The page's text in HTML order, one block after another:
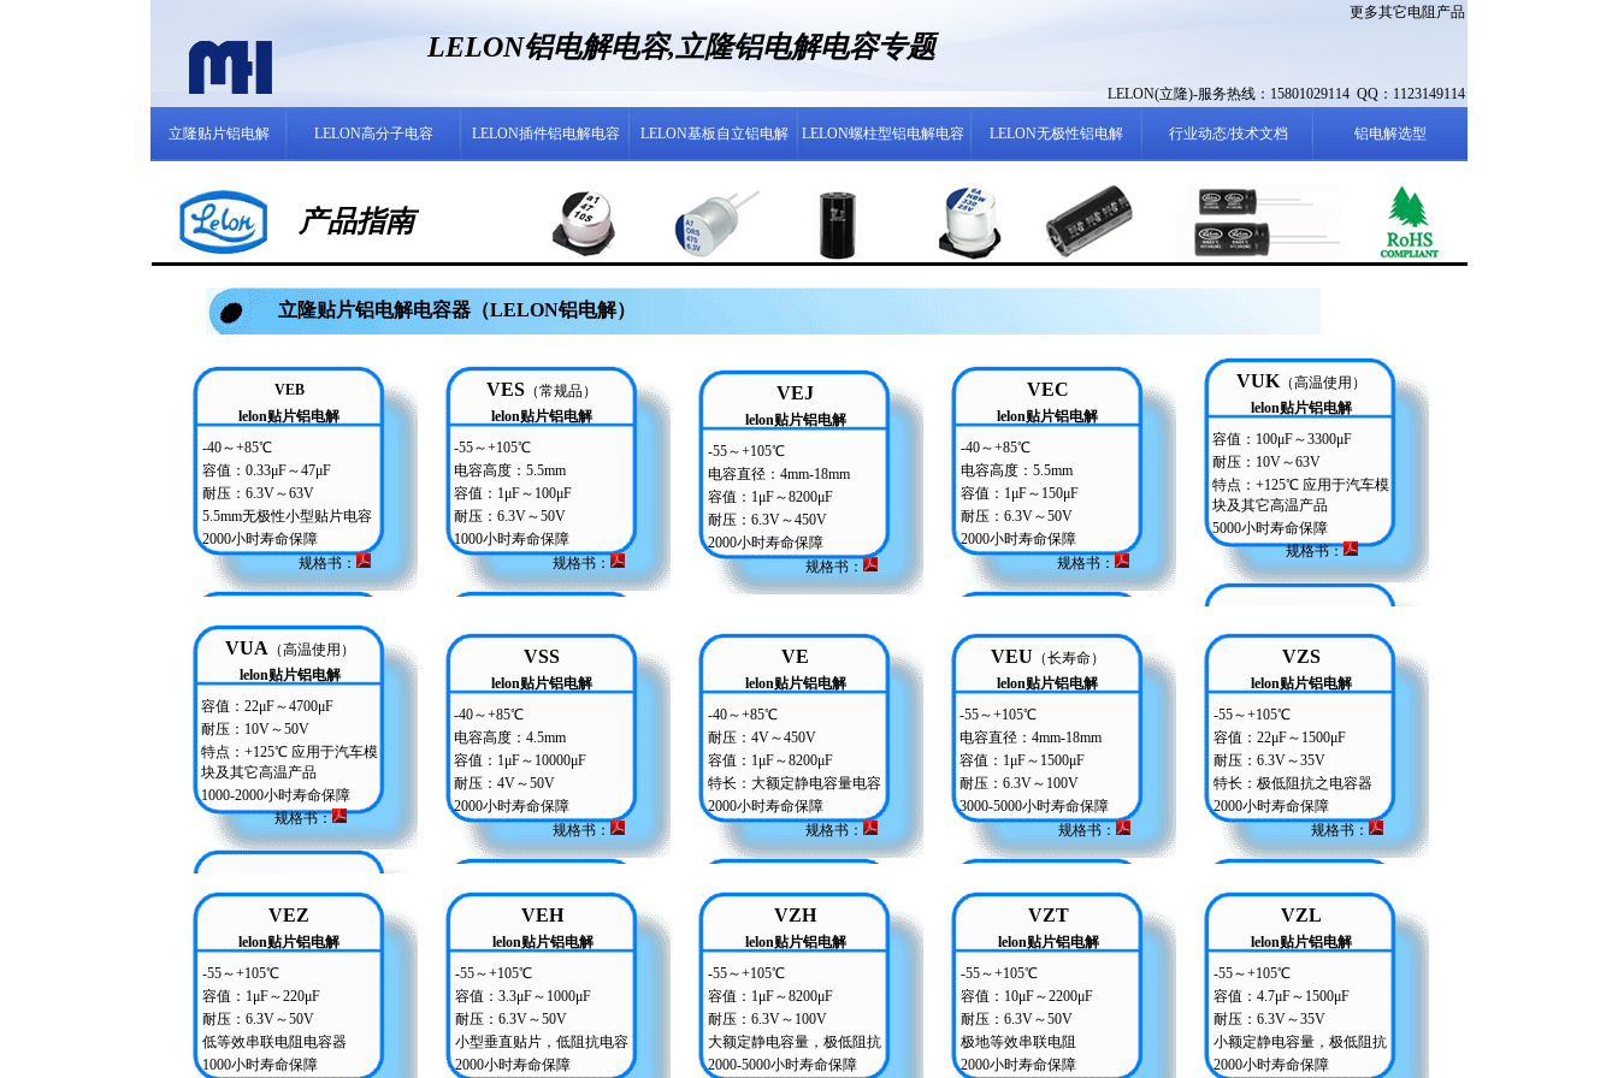
更多其它电阻产品
LELON铝电解电容,立隆铝电解电容专题
LELON(立隆)-服务热线：15801029114 QQ：1123149114
立隆贴片铝电解 LELON高分子电容 LELON插件铝电解电容 LELON基板自立铝电解 LELON螺柱型铝电解电容 LELON无极性铝电解 行业动态/技术文档 铝电解选型
产品指南
立隆贴片铝电解电容器（LELON铝电解）
VEB
lelon贴片铝电解
-40～+85℃
容值：0.33μF～47μF
耐压：6.3V～63V
5.5mm无极性小型贴片电容
2000小时寿命保障
规格书：
VES （常规品）
lelon贴片铝电解
-55～+105℃
电容高度：5.5mm
容值：1μF～100μF
耐压：6.3V～50V
1000小时寿命保障
规格书 ：
VEJ
lelon贴片铝电解
-55～+105℃
电容直径：4mm-18mm
容值：1μF～8200μF
耐压：6.3V～450V
2000小时寿命保障
规格书：
VEC
lelon贴片铝电解
-40～+85℃
电容高度：5.5mm
容值：1μF～150μF
耐压：6.3V～50V
2000小时寿命保障
规格书：
VUK（高温使用）
lelon贴片铝电解
容值：100μF～3300μF
耐压：10V～63V
特点：+125℃ 应用于汽车模
块及其它高温产品
5000小时寿命保障
规格书：
VUA（高温使用）
lelon贴片铝电解
容值：22μF～4700μF
耐压：10V～50V
特点：+125℃ 应用于汽车模
块及其它高温产品
1000-2000小时寿命保障
规格书：
VSS
lelon贴片铝电解
-40～+85℃
电容高度：4.5mm
容值：1μF～10000μF
耐压：4V～50V
2000小时寿命保障
规格书：
VE
lelon贴片铝电解
-40～+85℃
耐压：4V～450V
容值：1μF～8200μF
特长：大额定静电容量电容
2000小时寿命保障
规格书：
VEU （长寿命）
lelon贴片铝电解
-55～+105℃
电容直径：4mm-18mm
容值：1μF～1500μF
耐压：6.3V～100V
3000-5000小时寿命保障
规格书：
VZS
lelon贴片铝电解
-55～+105℃
容值：22μF～1500μF
耐压：6.3V～35V
特长：极低阻抗之电容器
2000小时寿命保障
规格书：
VEZ
lelon贴片铝电解
-55～+105℃
容值：1μF～220μF
耐压：6.3V～50V
低等效串联电阻电容器
1000小时寿命保障
VEH
lelon贴片铝电解
-55～+105℃
容值：3.3μF～1000μF
耐压：6.3V～50V
小型垂直贴片，低阻抗电容
2000小时寿命保障
VZH
lelon贴片铝电解
-55～+105℃
容值：1μF～8200μF
耐压：6.3V～100V
大额定静电容量，极低阻抗
2000-5000小时寿命保障
VZT
lelon贴片铝电解
-55～+105℃
容值：10μF～2200μF
耐压：6.3V～50V
极地等效串联电阻
2000小时寿命保障
VZL
lelon贴片铝电解
-55～+105℃
容值：4.7μF～1500μF
耐压：6.3V～35V
小额定静电容量，极低阻抗
2000小时寿命保障